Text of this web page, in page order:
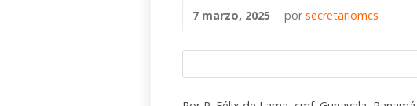
7 marzo, 2025 porsecretariomcs